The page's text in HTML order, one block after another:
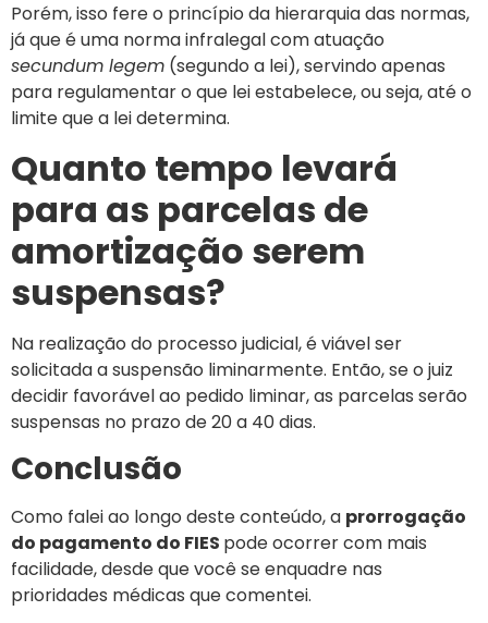
Porém, isso fere o princípio da hierarquia das normas,
já que é uma norma infralegal com atuação
secundum legem (segundo a lei), servindo apenas
para regulamentar o que lei estabelece, ou seja, até o
limite que a lei determina.
Quanto tempo levará
para as parcelas de
amortização serem
suspensas?
Na realização do processo judicial, é viável ser
solicitada a suspensão liminarmente. Então, se o juiz
decidir favorável ao pedido liminar, as parcelas serão
suspensas no prazo de 20 a 40 dias.
Conclusão
Como falei ao longo deste conteúdo, a prorrogação
do pagamento do FIES pode ocorrer com mais
facilidade, desde que você se enquadre nas
prioridades médicas que comentei.